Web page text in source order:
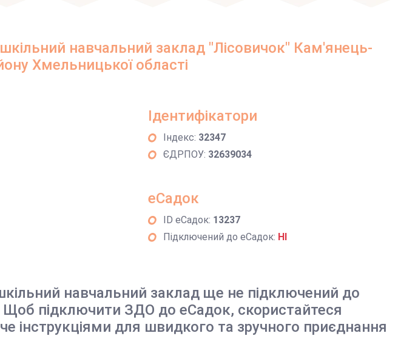
навчальний заклад "Лісовичок" Кам'янець-
Хмельницької області
Ідентифікатори
Індекс: 32347
ЄДРПОУ: 32639034
еСадок
ID еСадок: 13237
Підключений до еСадок: НІ
навчальний заклад ще не підключений до
підключити ЗДО до еСадок, скористайтеся
інструкціями для швидкого та зручного приєднання